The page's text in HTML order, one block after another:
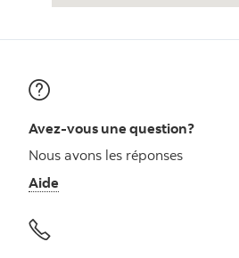
Avez-vous une question?
Nous avons les réponses
Aide